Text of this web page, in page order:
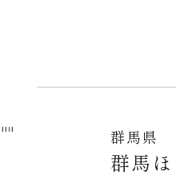
群馬県
群馬